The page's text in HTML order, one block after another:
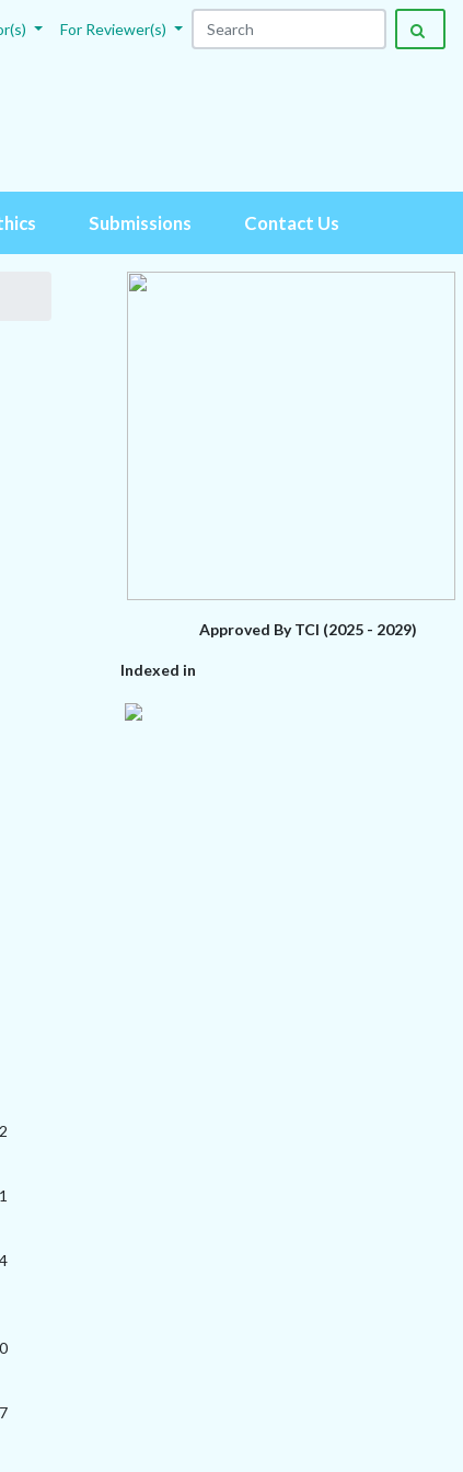
For Reviewer(s)
Submissions Contact Us
Approved By TCI (2025 - 2029)
Indexed in